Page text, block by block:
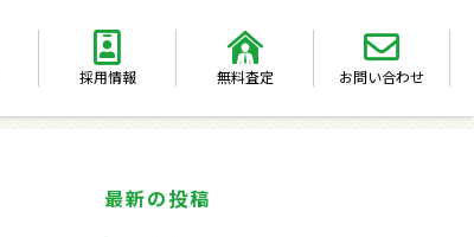
採用情報 無料査定 お問い合わせ
最新の投稿